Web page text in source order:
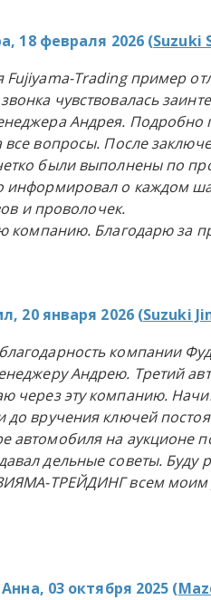
18 февраля 2026 (Suzuki
Fujiyama-Trading пример
чувствовалась
Андрея. Подробно
все вопросы. После
были выполнены по
информировал о каждом
и проволочек.
компанию. Благодарю за
20 января 2026 (Suzuki
компании
Андрею. Третий
через эту компанию.
до вручения ключей
автомобиля на аукционе
дельные советы. Буду
ТРЕЙДИНГ всем моим
03 октября 2025 (